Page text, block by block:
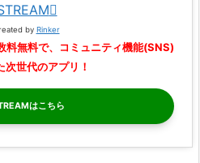
by Rinker
料無料で、コミュニティ機能(SNS)
次世代のアプリ！